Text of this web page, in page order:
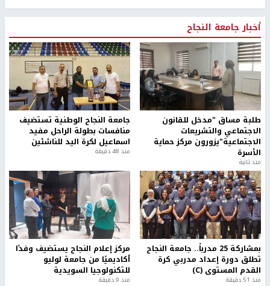
أخبار جامعة النجاح
طلبة مساق "مدخل للقانون
الاجتماعي والتشريعات
الاجتماعية"يزورون مركز حماية
الأسرة
منذ ثانية
جامعة النجاح الوطنية تستضيف
منافسات بطولة الراحل مفيد
اسماعيل لكرة اليد للناشئين
منذ 48 دقيقة
بمشاركة 25 مدرباً.. جامعة النجاح
تطلق دورة إعداد مدربي كرة
القدم المستوى (C)
منذ 51 دقيقة
مركز إعلام النجاح يستضيف وفدًا
أكاديميًا من جامعة لوليو
للتكنولوجيا السويدية
منذ 9 دقيقة